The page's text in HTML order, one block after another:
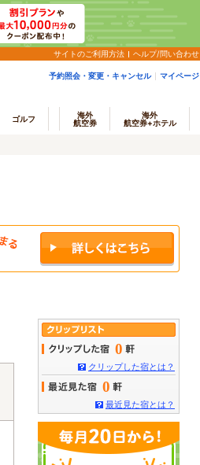
サイトのご利用方法 ヘルプ/問い合わせ
予約照会・変更・キャンセル マイページ
ゴルフ
海外
航空券
海外
航空券+ホテル
0
クリップした宿とは？
0
最近見た宿とは？